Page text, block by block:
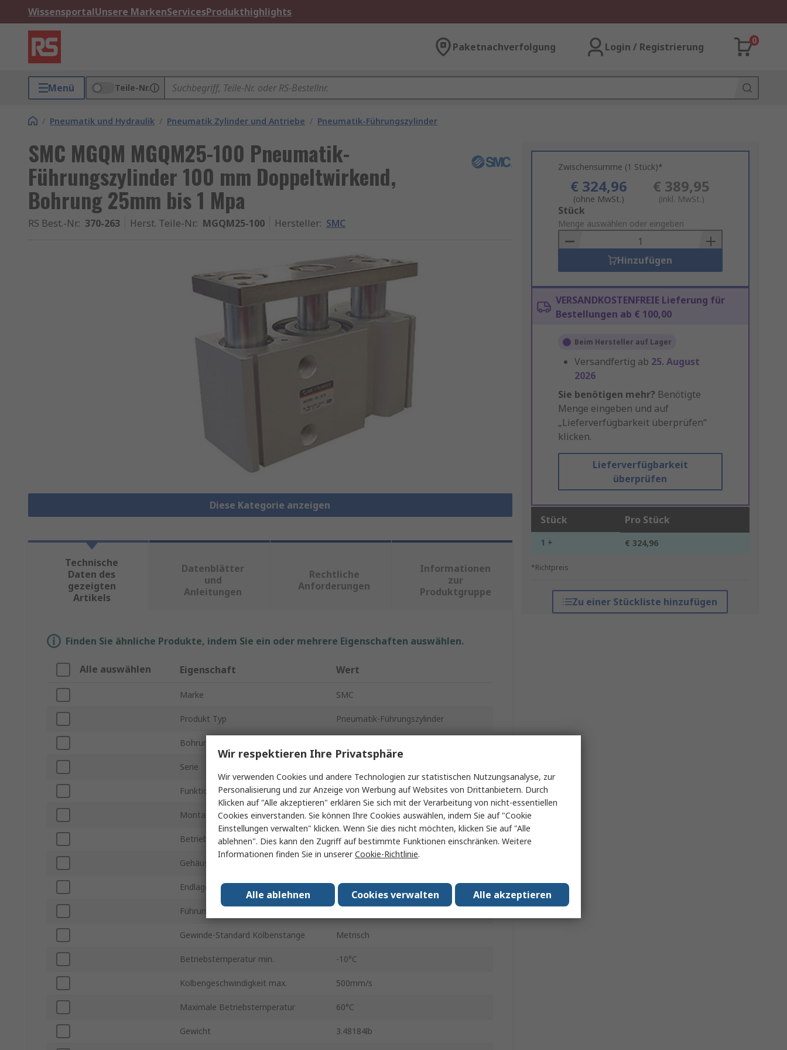
WissensportalUnsere MarkenServicesProdukthighlights
Paketnachverfolgung Login / Registrierung
0
Menü Teile-Nr.
/ Pneumatik und Hydraulik / Pneumatik Zylinder und Antriebe / Pneumatik-Führungszylinder
SMC MGQM MGQM25-100 Pneumatik-
Führungszylinder 100 mm Doppeltwirkend,
Bohrung 25mm bis 1 Mpa
RS Best.-Nr.: 370-263 Herst. Teile-Nr.: MGQM25-100 Hersteller: SMC
Diese Kategorie anzeigen
Zwischensumme (1 Stück)*
€ 324,96
(ohne MwSt.)
€ 389,95
(inkl. MwSt.)
Add
to
Basket
Stück
Menge auswählen oder eingeben
Hinzufügen
VERSANDKOSTENFREIE Lieferung für
Bestellungen ab € 100,00
Beim Hersteller auf Lager
Versandfertig ab 25. August
2026
Sie benötigen mehr? Benötigte
Menge eingeben und auf
„Lieferverfügbarkeit überprüfen“
klicken.
Lieferverfügbarkeit
überprüfen
Stück Pro Stück
1 + € 324,96
*Richtpreis
Zu einer Stückliste hinzufügen
Technische
Daten des
gezeigten
Artikels
Datenblätter
und
Anleitungen
Rechtliche
Anforderungen
Informationen
zur
Produktgruppe
Finden Sie ähnliche Produkte, indem Sie ein oder mehrere Eigenschaften auswählen.
Alle auswählen Eigenschaft Wert
Marke SMC
Produkt Typ Pneumatik-Führungszylinder
Bohrungsdurchmesser
Serie
Funktion Doppeltwirkend
Montageart Unterseite, Seitlich
Betriebsdruck max. 1 Mpa
Gehäusematerial
Endlagendämpfung Gummipolsterung an beiden Enden
Führungstyp
Gewinde-Standard Kolbenstange Metrisch
Betriebstemperatur min. -10°C
Kolbengeschwindigkeit max. 500mm/s
Maximale Betriebstemperatur 60°C
Gewicht 3.48184lb
Wir respektieren Ihre Privatsphäre
Wir verwenden Cookies und andere Technologien zur statistischen Nutzungsanalyse, zur
Personalisierung und zur Anzeige von Werbung auf Websites von Drittanbietern. Durch
Klicken auf "Alle akzeptieren" erklären Sie sich mit der Verarbeitung von nicht-essentiellen
Cookies einverstanden. Sie können Ihre Cookies auswählen, indem Sie auf "Cookie
Einstellungen verwalten" klicken. Wenn Sie dies nicht möchten, klicken Sie auf "Alle
ablehnen". Dies kann den Zugriff auf bestimmte Funktionen einschränken. Weitere
Informationen finden Sie in unsererCookie-Richtlinie.
Alle akzeptieren
Cookies verwalten
Alle ablehnen